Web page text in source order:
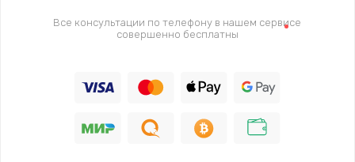
Заказать
1200 руб.
Заказать
Все консультации по телефону в нашем сервисе
совершенно бесплатны